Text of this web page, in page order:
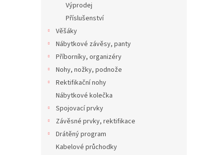
Výprodej
Příslušenství
Věšáky
Nábytkové závěsy, panty
Příborníky, organizéry
Nohy, nožky, podnože
Rektifikační nohy
Nábytkové kolečka
Spojovací prvky
Závěsné prvky, rektifikace
Drátěný program
Kabelové průchodky